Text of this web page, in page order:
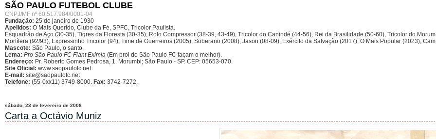
SÃO PAULO FUTEBOL CLUBE
CNPJ/MF nº 60.517.984/0001-04
Fundação: 25 de janeiro de 1930
Apelidos: O Mais Querido, Clube da Fé, SPFC, Tricolor Paulista.
Esquadrão de Aço (30-35), Tigres da Floresta (30-35), Rolo Compressor (38-39, 43-49), Tricolor do Canindé (44-56), Rei da Brasilidade (50-60), Tricolor do
Mortífera (92/93), Expressinho Tricolor (94), Time de Guerreiros (2005), Soberano (2008), Jason (08-09), Exército da Salvação (2017), O Mais Popular (2023),
Mascote: São Paulo, o santo.
Lema: Pro São Paulo FC Fiant Eximia (Em prol do São Paulo FC façam o melhor).
Endereço: Pr. Roberto Gomes Pedrosa, 1. Morumbi; São Paulo - SP. CEP: 05653-070.
Site Oficial: www.saopaulofc.net
E-mail: site@saopaulofc.net
Telefone: (55-0xx11) 3749-8000. Fax: 3742-7272.
sábado, 23 de fevereiro de 2008
Carta a Octávio Muniz